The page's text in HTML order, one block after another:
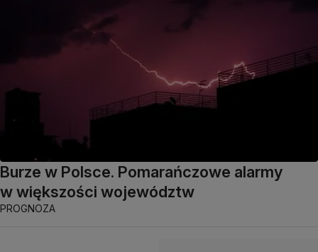
Burze w Polsce. Pomarańczowe alarmy
w większości województw
PROGNOZA